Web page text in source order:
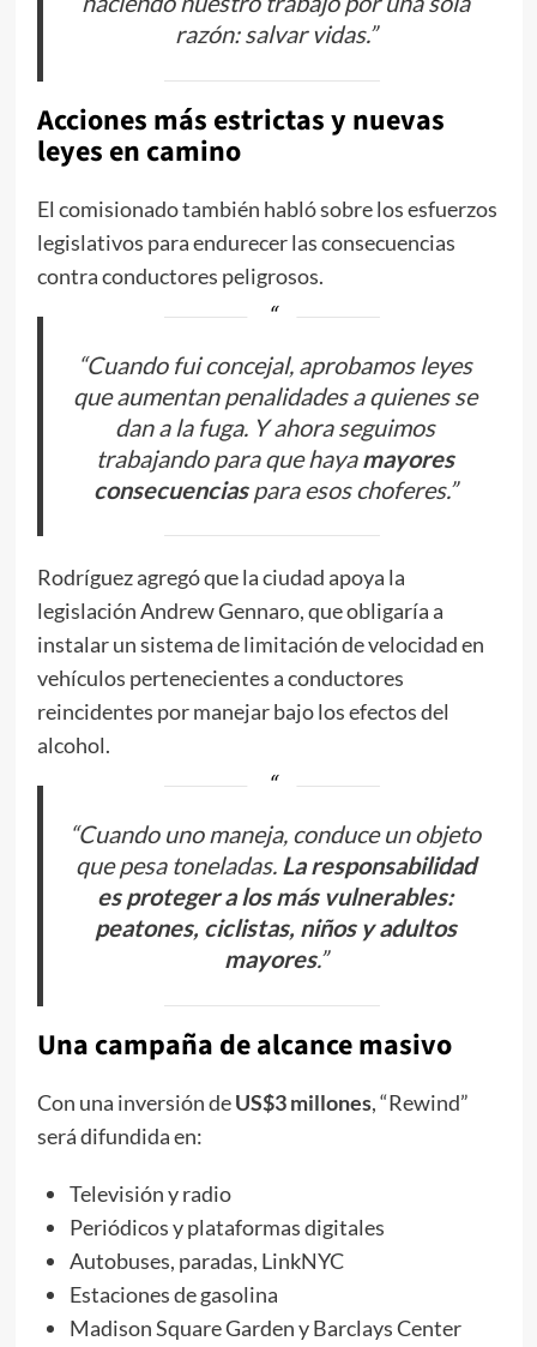
razón: salvar vidas.”
Acciones más estrictas y nuevas
leyes en camino
El comisionado también habló sobre los esfuerzos
legislativos para endurecer las consecuencias
contra conductores peligrosos.
“Cuando fui concejal, aprobamos leyes
que aumentan penalidades a quienes se
dan a la fuga. Y ahora seguimos
trabajando para que haya mayores
consecuenciaspara esos choferes.”
Rodríguez agregó que la ciudad apoya la
legislación Andrew Gennaro, que obligaría a
instalar un sistema de limitación de velocidad en
vehículos pertenecientes a conductores
reincidentes por manejar bajo los efectos del
alcohol.
“Cuando uno maneja, conduce un objeto
que pesa toneladas. La responsabilidad
es proteger a los más vulnerables:
peatones, ciclistas, niños y adultos
mayores.”
Una campaña de alcance masivo
Con una inversión deUS$3 millones, “Rewind”
será difundida en:
Televisión y radio
Periódicos y plataformas digitales
Autobuses, paradas, LinkNYC
Estaciones de gasolina
Madison Square Garden y Barclays Center